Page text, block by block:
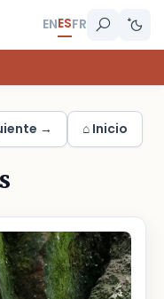
ENESFR
→ ⌂ Inicio